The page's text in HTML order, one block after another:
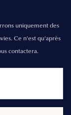
uniquement des
Ce n'est qu'après
contactera.